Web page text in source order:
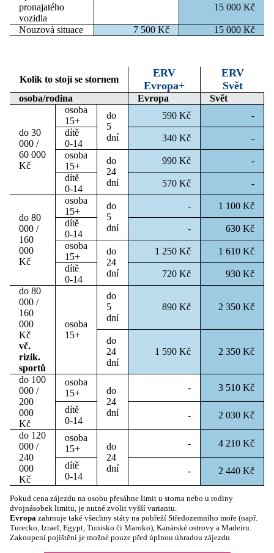
pronajatého
vozidla
15 000 Kč
Nouzová situace 7 500 Kč 15 000 Kč
Kolik to stojí se stornem
ERV
Evropa+
ERV
Svět
osoba/rodina Evropa Svět
do 30
000 /
60 000
Kč
osoba
15+
do
5
dní
590 Kč
-
dítě
0-14
340 Kč
-
osoba
15+
do
24
dní
990 Kč
-
dítě
0-14
570 Kč -
do 80
000 /
160
000
Kč
osoba
15+
do
5
dní
-
1 100 Kč
dítě
0-14
-
630 Kč
osoba
15+
do
24
dní
1 250 Kč
1 610 Kč
dítě
0-14
720 Kč
930 Kč
do 80
000 /
160
000
Kč
vč.
rizik.
sportů
osoba
15+
do
5
dní
890 Kč 2 350 Kč
do
24
dní
1 590 Kč 2 350 Kč
do 100
000 /
200
000
Kč
osoba
15+
do
24
dní
- 3 510 Kč
dítě
0-14
-
2 030 Kč
do 120
000 /
240
000
Kč
osoba
15+
do
24
dní
- 4 210 Kč
dítě
0-14
- 2 440 Kč
Pokud cena zájezdu na osobu přesáhne limit u storna nebo u rodiny
dvojnásobek limitu, je nutné zvolit vyšší variantu.
Evropa zahrnuje také všechny státy na pobřeží Středozemního moře (např.
Turecko, Izrael, Egypt, Tunisko či Maroko), Kanárské ostrovy a Madeiru.
Zakoupení pojištění je možné pouze před úplnou úhradou zájezdu.